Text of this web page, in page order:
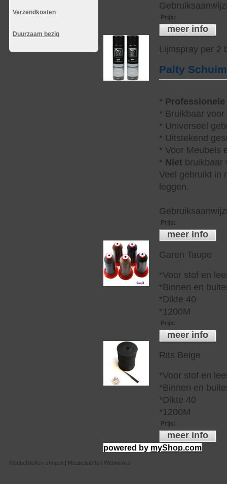
Verzendkosten
Duurzaam bezig
Prijs:
meer info
Lijmspray per 2
Palty
* Professionele
* Bruikbaar
* Universeel
* Uitstekend
* Voor Meubels
* Niet bruikbaar
Veel gebruikt in
leggen.
Prijs:
meer info
Garen Taupe
*Voor stof en
*Binnen en
*Dikte 40
*1200M
Prijs:
meer info
Rits Beige
*Voor stof en
*Binnen en
*Dikte 40
*1200M
Prijs:
meer info
powered by myShop.com
Meubelstoffen-shop.nl | Meubelstoffen Webwinkel